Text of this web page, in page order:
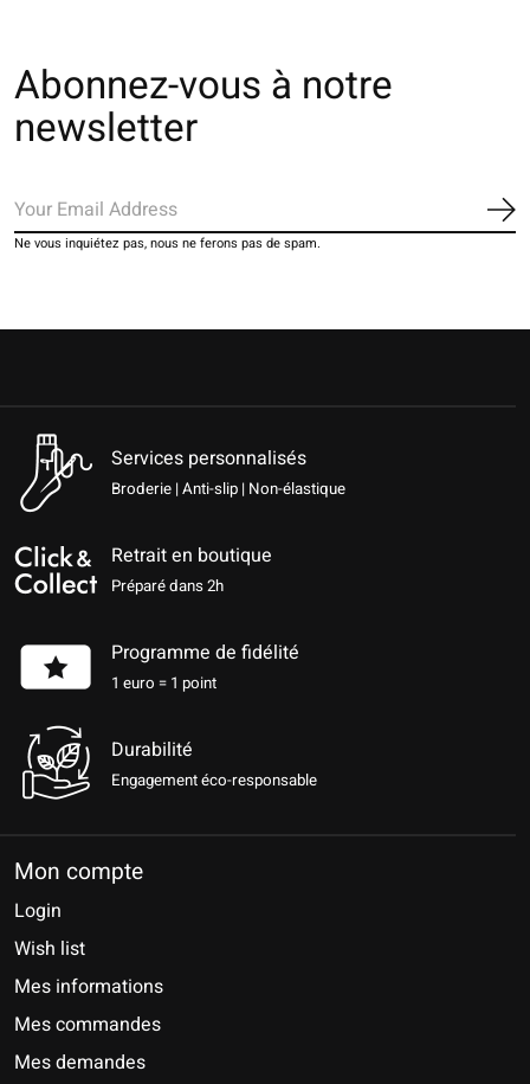
Abonnez-vous à notre
newsletter
Ne vous inquiétez pas, nous ne ferons pas de spam.
Services personnalisés
Broderie | Anti-slip | Non-élastique
Retrait en boutique
Préparé dans 2h
Programme de fidélité
1 euro = 1 point
Durabilité
Engagement éco-responsable
Mon compte
Login
Wish list
Mes informations
Mes commandes
Mes demandes